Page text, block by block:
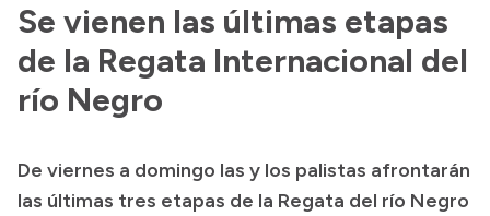
Delegaciones
Normativa
Presupuesto
Se vienen las últimas etapas
de la Regata Internacional del
río Negro
De viernes a domingo las y los palistas afrontarán
las últimas tres etapas de la Regata del río Negro